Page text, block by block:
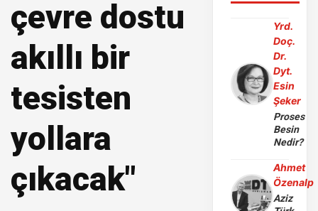
çevre dostu
akıllı bir
tesisten
yollara
çıkacak"
Yrd.
Doç.
Dr.
Dyt.
Esin
Şeker
Proses
Besin
Nedir?
Ahmet
Özenalp
Aziz